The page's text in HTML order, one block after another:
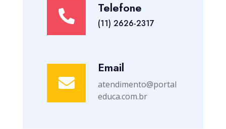
Telefone
(11) 2626-2317
Email
atendimento@portal
educa.com.br